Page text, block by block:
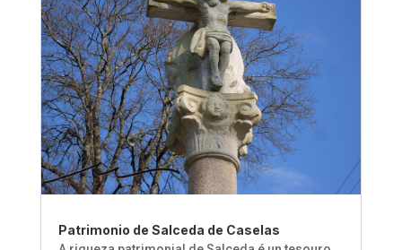
Patrimonio de Salceda de Caselas